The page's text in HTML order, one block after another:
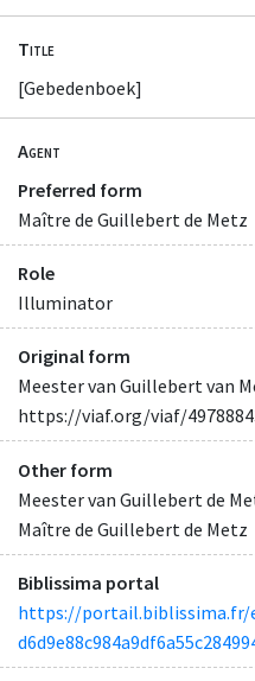
Title
[Gebedenboek]
Agent
Preferred form
Maître de Guillebert de Metz
Role
Illuminator
Original form
Meester van Guillebert van
https://viaf.org/viaf/
Other form
Meester van Guillebert de
Maître de Guillebert de Metz
Biblissima portal
https://portail.biblissima.fr/